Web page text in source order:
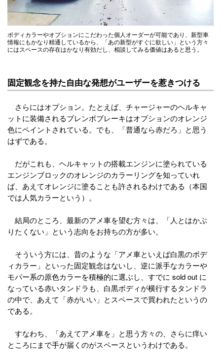
ボディカラーやオプションにこだわった個人オーダーが可能であり、新型車
情報にもかなり精通しているから、「あの新型がすぐに欲しい」という方々
にはスペースの存在はかなり有効だし、相談してみる価値はあると思う。
固定観念を持た自由な発想がユーザーを惹きつける
さらにはオプション。たとえば、チャージャーのヘルキャ
ットに装備されるブレンボブレーキはオプションのオレンジ
色にペイントされている。でも、「普通なら赤だろ」と思う
はずである。
だがこれも、ヘルキャットの搭載エンジンに塗られている
エンジンブロックのオレンジのカラーリングを知っていれ
ば、あえてオレンジに塗ることも許されるわけである（本国
では人気カラーという）。
結局のところ、最新のアメ車を望む方々は、「人とはかぶ
りたくない」という志向をお持ちの方が多い。
そういう方には、昔のような「アメ車といえば白黒のボデ
ィカラー」といった固定観念はないし、逆に派手なカラーや
モパー系の原色カラーを積極的に選ぶし、すでに sold out に
なっている赤いタンドラも、白黒ボディが横行するタンドラ
の中で、あえて「赤がいい」とスペースで買われたというの
である。
すなわち、「あえてアメ車を」と思う方々の、さらに痒い
ところにまで手が届くのがスペースというわけである。